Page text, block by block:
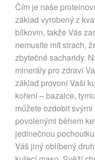
Čím je naše
základ vyrobený z
bílkovin, takže Vás
nemusíte mít strach,
zbytečné sacharidy.
minerály pro zdraví
základ provoní Vaši
koření – bazalce,
můžete ozdobit
povolenými během
jedinečnou
Váš jiný oblíbený